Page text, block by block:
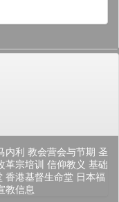
内利 教会营会与节期 圣
革宗培训 信仰教义 基础
香港基督生命堂 日本福
教信息